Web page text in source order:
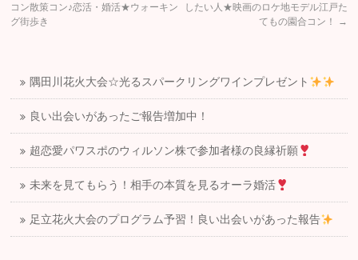
コン散策コン♪恋活・婚活★ウォーキン
グ街歩き
したい人★映画のロケ地モデル江戸た
てもの園合コン！
→
隅田川花火大会☆光るスパークリングワインプレゼント
良い出会いがあったご報告増加中！
超恋愛パワスポのウィルソン株で参加者様の良縁祈願
未来を見てもらう！相手の本質を見るオーラ婚活
足立花火大会のプログラム予習！良い出会いがあった報告